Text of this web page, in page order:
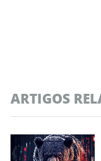
ARTIGOS